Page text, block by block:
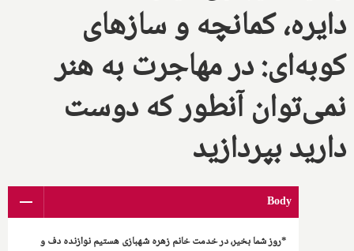
دایره، کمانچه و سازهای
کوبه‌ای: در مهاجرت به هنر
نمی‌توان آنطور که دوست
دارید بپردازید
Body
*روز شما بخیر، در خدمت خانم زهره شهبازی هستیم نوازنده دف و